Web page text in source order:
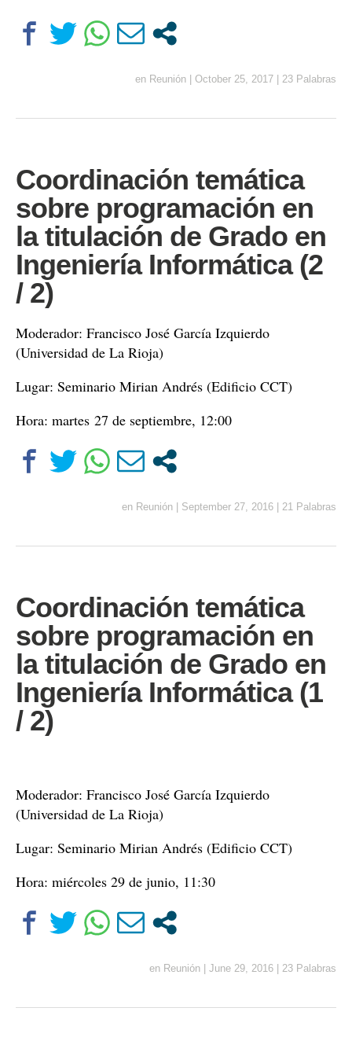
en Reunión October 25, 2017 23 Palabras
Coordinación temática
sobre programación en
la titulación de Grado en
Ingeniería Informática (2
/ 2)
Moderador: Francisco José García Izquierdo
(Universidad de La Rioja)
Lugar: Seminario Mirian Andrés (Edificio CCT)
Hora: martes 27 de septiembre, 12:00
en Reunión September 27, 2016 21 Palabras
Coordinación temática
sobre programación en
la titulación de Grado en
Ingeniería Informática (1
/ 2)
Moderador: Francisco José García Izquierdo
(Universidad de La Rioja)
Lugar: Seminario Mirian Andrés (Edificio CCT)
Hora: miércoles 29 de junio, 11:30
en Reunión June 29, 2016 23 Palabras